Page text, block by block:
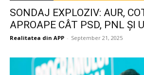
SONDAJ EXPLOZIV: AUR,
APROAPE CÂT PSD, PNL ȘI
Realitatea din APP - September 21, 2025